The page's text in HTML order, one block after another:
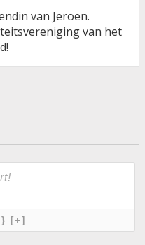
van Jeroen.
van het
[+]